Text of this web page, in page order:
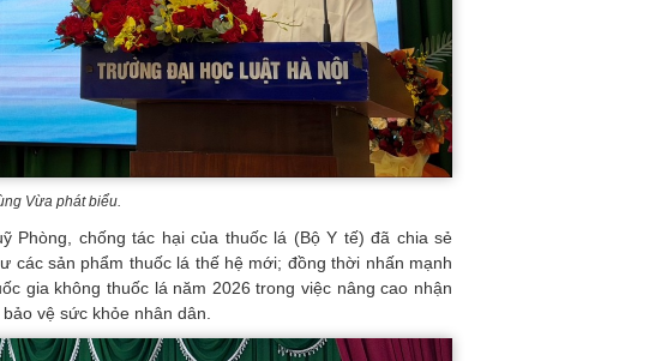
Vừa phát biểu.
Phòng, chống tác hại của thuốc lá (Bộ Y tế) đã chia sẻ
các sản phẩm thuốc lá thế hệ mới; đồng thời nhấn mạnh
gia không thuốc lá năm 2026 trong việc nâng cao nhận
vệ sức khỏe nhân dân.